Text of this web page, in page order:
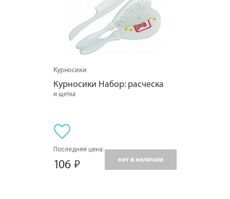
Курносики
Курносики Набор: расческа
и щетка
Последняя цена:
106 нет в наличии